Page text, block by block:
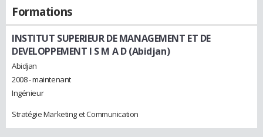
Formations
INSTITUT SUPERIEUR DE MANAGEMENT ET DE
DEVELOPPEMENT I S M A D (Abidjan)
Abidjan
2008 - maintenant
Ingénieur
Stratégie Marketing et Communication